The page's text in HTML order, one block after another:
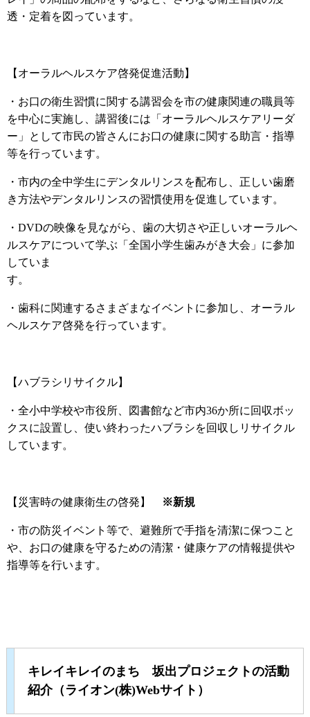
透・定着を図っています。
【オーラルヘルスケア啓発促進活動】
・お口の衛生習慣に関する講習会を市の健康関連の職員等
を中心に実施し、講習後には「オーラルヘルスケアリーダ
ー」として市民の皆さんにお口の健康に関する助言・指導
等を行っています。
・市内の全中学生にデンタルリンスを配布し、正しい歯磨
き方法やデンタルリンスの習慣使用を促進しています。
・DVDの映像を見ながら、歯の大切さや正しいオーラルヘ
ルスケアについて学ぶ「全国小学生歯みがき大会」に参加
していま
す。
・歯科に関連するさまざまなイベントに参加し、オーラル
ヘルスケア啓発を行っています。
【ハブラシリサイクル】
・全小中学校や市役所、図書館など市内36か所に回収ボッ
クスに設置し、使い終わったハブラシを回収しリサイクル
しています。​​
【災害時の健康衛生の啓発】 ※新規
・市の防災イベント等で、避難所で手指を清潔に保つこと
や、お口の健康を守るための清潔・健康ケアの情報提供や
指導等を行います。
キレイキレイのまち 坂出プロジェクトの活動
紹介（ライオン(株)Webサイト）